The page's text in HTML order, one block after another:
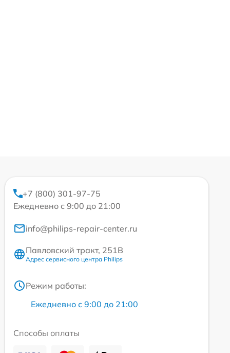
+7 (800) 301-97-75
Ежедневно с 9:00 до 21:00
info@philips-repair-center.ru
Павловский тракт, 251В
Адрес сервисного центра Philips
Режим работы:
Ежедневно с 9:00 до 21:00
Способы оплаты